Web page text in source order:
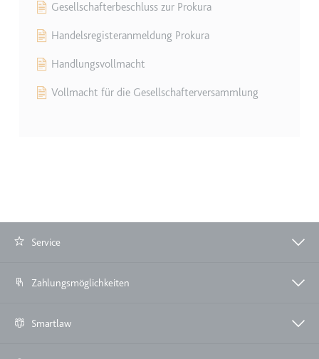
Gesellschafterbeschluss zur Prokura
Handelsregisteranmeldung Prokura
Handlungsvollmacht
Vollmacht für die Gesellschafterversammlung
Service
Zahlungsmöglichkeiten
Smartlaw